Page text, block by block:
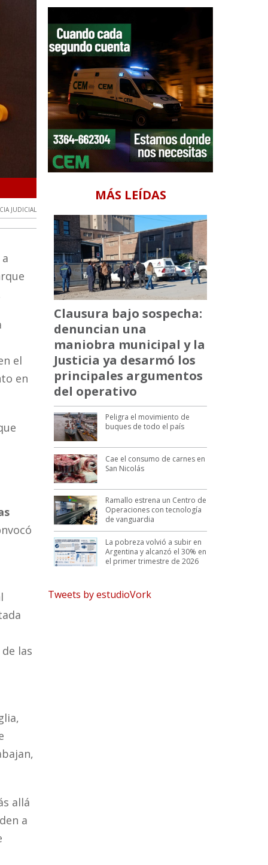
Parque Rafael de Aguiar
JUDICIAL
el
en
las
allá
a
MÁS LEÍDAS
Clausura bajo sospecha:
denuncian una
maniobra municipal y la
Justicia ya desarmó los
principales argumentos
del operativo
Peligra el movimiento de
buques de todo el país
Cae el consumo de carnes en
San Nicolás
Ramallo estrena un Centro de
Operaciones con tecnología
de vanguardia
La pobreza volvió a subir en
Argentina y alcanzó el 30% en
el primer trimestre de 2026
Tweets by estudioVork